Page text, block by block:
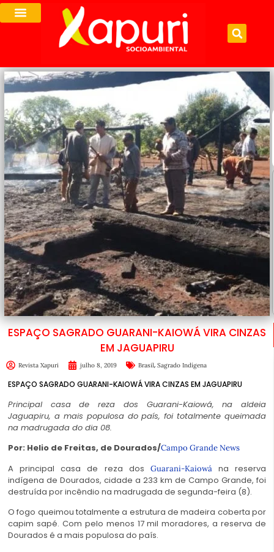
ESPAÇO SAGRADO GUARANI-KAIOWÁ VIRA CINZAS
EM JAGUAPIRU
Revista Xapuri julho 8, 2019 Brasil, Sagrado Indígena
ESPAÇO SAGRADO GUARANI-KAIOWÁ VIRA CINZAS EM JAGUAPIRU
Principal casa de reza dos Guarani-Kaiowá, na aldeia
Jaguapiru, a mais populosa do país, foi totalmente queimada
na madrugada do dia 08.
Por: Helio de Freitas, de Dourados/Campo Grande News
A principal casa de reza dos Guarani-Kaiowána reserva
indígena de Dourados, cidade a 233 km de Campo Grande, foi
destruída por incêndio na madrugada de segunda-feira (8).
O fogo queimou totalmente a estrutura de madeira coberta por
capim sapé. Com pelo menos 17 mil moradores, a reserva de
Dourados é a mais populosa do país.